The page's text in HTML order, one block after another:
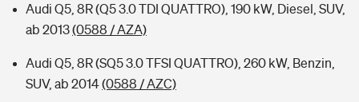
Audi Q5, 8R (Q5 3.0 TDI QUATTRO), 190 kW, Diesel, SUV,
ab 2013(0588 / AZA)
Audi Q5, 8R (SQ5 3.0 TFSI QUATTRO), 260 kW, Benzin,
SUV, ab 2014(0588 / AZC)